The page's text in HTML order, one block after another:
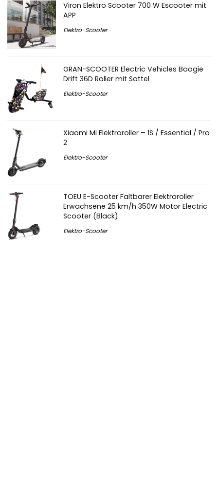
Viron Elektro Scooter 700 W Escooter mit
APP
Elektro-Scooter
GRAN-SCOOTER Electric Vehicles Boogie
Drift 36D Roller mit Sattel
Elektro-Scooter
Xiaomi Mi Elektroroller – 1S / Essential / Pro
2
Elektro-Scooter
TOEU E-Scooter Faltbarer Elektroroller
Erwachsene 25 km/h 350W Motor Electric
Scooter (Black)
Elektro-Scooter